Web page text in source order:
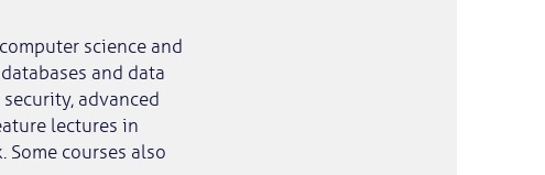
science and
and data
advanced
lectures in
courses also